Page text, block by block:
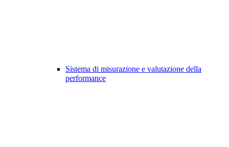
Sistema di misurazione e valutazione della
performance